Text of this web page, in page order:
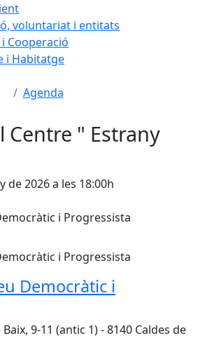
voluntariat i entitats
Cooperació
i Habitatge
Agenda
Centre " Estrany
de 2026 a les 18:00h
i Progressista
i Progressista
Democràtic i
9-11 (antic 1) - 8140 Caldes de